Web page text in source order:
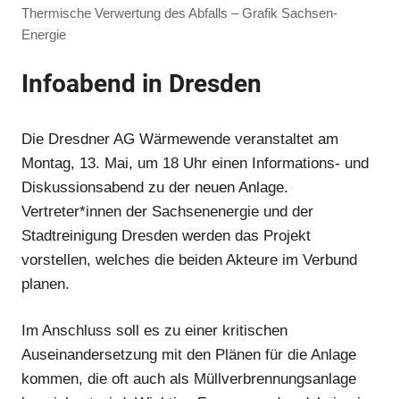
Thermische Verwertung des Abfalls – Grafik Sachsen-
Energie
Infoabend in Dresden
Die Dresdner AG Wärmewende veranstaltet am
Montag, 13. Mai, um 18 Uhr einen Informations- und
Diskussionsabend zu der neuen Anlage.
Vertreter*innen der Sachsenenergie und der
Stadtreinigung Dresden werden das Projekt
vorstellen, welches die beiden Akteure im Verbund
planen.
Im Anschluss soll es zu einer kritischen
Auseinandersetzung mit den Plänen für die Anlage
kommen, die oft auch als Müllverbrennungsanlage